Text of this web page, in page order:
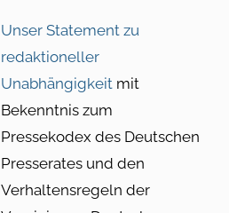
Unser Statement zu
redaktioneller
Unabhängigkeit mit
Bekenntnis zum
Pressekodex des Deutschen
Presserates und den
Verhaltensregeln der